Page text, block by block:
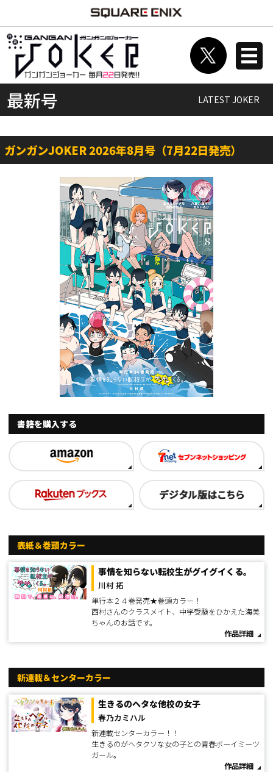
最新号 LATEST JOKER
ガンガンJOKER 2026年8月号（7月22日発売）
書籍を購入する
表紙＆巻頭カラー
事情を知らない転校生がグイグイくる。
川村 拓
単行本２４巻発売★巻頭カラー！
西村さんのクラスメイト、中学受験をひかえた海美
ちゃんのお話です。
作品詳細
新連載＆センターカラー
生きるのヘタな他校の女子
春乃カミハル
新連載センターカラー！！
生きるのがヘタクソな女の子との青春ボーイミーツ
ガール。
作品詳細